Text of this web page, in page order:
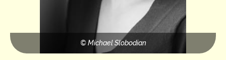
© Michael Slobodian